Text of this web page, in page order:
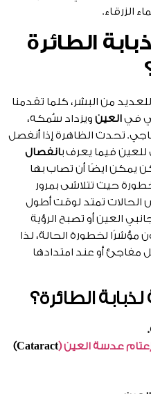
الزرقاء.
الطائرة
من البشر، كلما تقدمنا
فيالعين ويزداد سُمكه،
تحدث الظاهرة إذا أنفصل
للعين فيما يعرف بانفصال
يمكن ايضًا أن تصاب بها
حيث تتلاشى بمرور
تمتد لوقت أطول
العين أو تصبح الرؤية
مؤشرًا لخطورة الحالة، لذا
أو عند امتدادها
الطائرة؟
عدسة العين (
Cataract)